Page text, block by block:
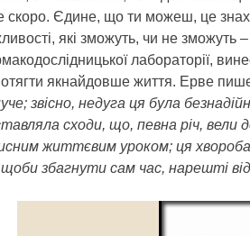
скоро. Єдине, що ти можеш, це
які зможуть, чи не зможуть
лабораторії,
якнайдовше життя. Ерве
звісно, недуга ця була
сходи, що, певна річ, вели
життєвим уроком; ця
збагнути сам час, нарешті